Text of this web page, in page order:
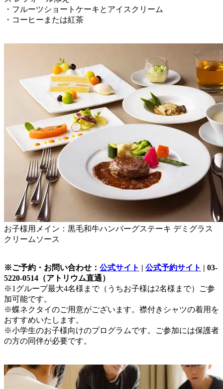
・フルーツショートケーキとアイスクリーム
・コーヒーまたは紅茶
お子様用メイン：黒毛和牛ハンバーグステーキ デミグラス
クリームソース
※ご予約・お問い合わせ： 公式サイト | 公式予約サイト | 03-
5220-0514（アトリウム直通）
※1グループ最大4名様まで（うちお子様は2名様まで）ご参
加可能です。
※蝶ネクタイのご用意がございます。襟付きシャツの着用を
おすすめいたします。
※小学生のお子様向けのプログラムです。ご参加には保護者
の方の同伴が必要です。